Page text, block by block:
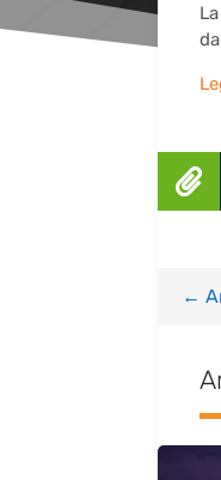

←